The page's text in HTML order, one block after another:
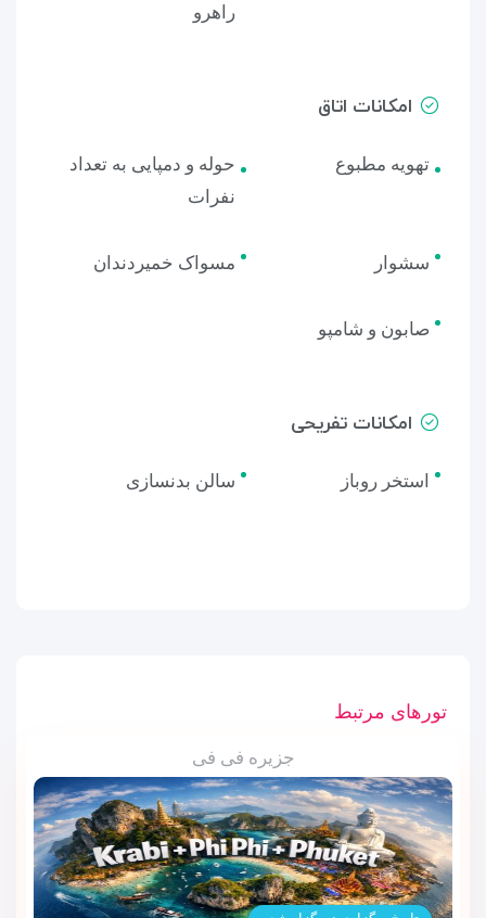
راهرو
امکانات اتاق
تهویه مطبوع
حوله و دمپایی به تعداد
نفرات
سشوار مسواک خمیردندان
صابون و شامپو
امکانات تفریحی
استخر روباز سالن بدنسازی
تورهای مرتبط
جزیره فی فی